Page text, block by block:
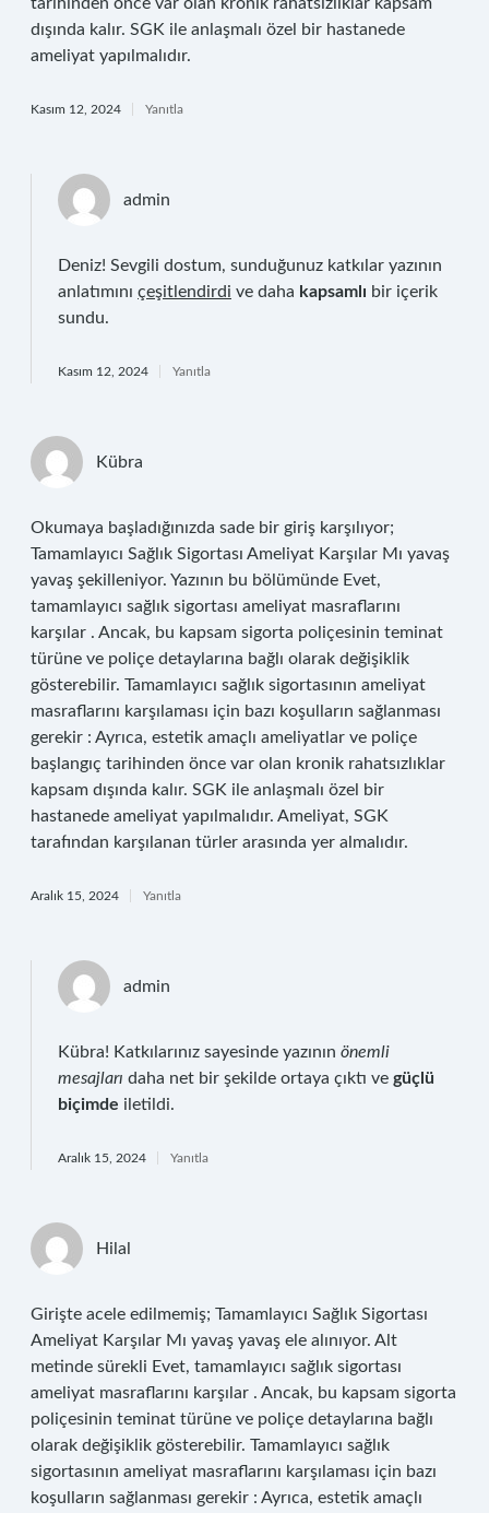
dışında kalır. SGK ile anlaşmalı özel bir hastanede
ameliyat yapılmalıdır.
Kasım 12, 2024 Yanıtla
admin
Deniz! Sevgili dostum, sunduğunuz katkılar yazının
anlatımını çeşitlendirdi ve daha kapsamlı bir içerik
sundu.
Kasım 12, 2024 Yanıtla
Kübra
Okumaya başladığınızda sade bir giriş karşılıyor;
Tamamlayıcı Sağlık Sigortası Ameliyat Karşılar Mı yavaş
yavaş şekilleniyor. Yazının bu bölümünde Evet,
tamamlayıcı sağlık sigortası ameliyat masraflarını
karşılar . Ancak, bu kapsam sigorta poliçesinin teminat
türüne ve poliçe detaylarına bağlı olarak değişiklik
gösterebilir. Tamamlayıcı sağlık sigortasının ameliyat
masraflarını karşılaması için bazı koşulların sağlanması
gerekir : Ayrıca, estetik amaçlı ameliyatlar ve poliçe
başlangıç tarihinden önce var olan kronik rahatsızlıklar
kapsam dışında kalır. SGK ile anlaşmalı özel bir
hastanede ameliyat yapılmalıdır. Ameliyat, SGK
tarafından karşılanan türler arasında yer almalıdır.
Aralık 15, 2024 Yanıtla
admin
Kübra! Katkılarınız sayesinde yazının önemli
mesajları daha net bir şekilde ortaya çıktı ve güçlü
biçimde iletildi.
Aralık 15, 2024 Yanıtla
Hilal
Girişte acele edilmemiş; Tamamlayıcı Sağlık Sigortası
Ameliyat Karşılar Mı yavaş yavaş ele alınıyor. Alt
metinde sürekli Evet, tamamlayıcı sağlık sigortası
ameliyat masraflarını karşılar . Ancak, bu kapsam sigorta
poliçesinin teminat türüne ve poliçe detaylarına bağlı
olarak değişiklik gösterebilir. Tamamlayıcı sağlık
sigortasının ameliyat masraflarını karşılaması için bazı
koşulların sağlanması gerekir : Ayrıca, estetik amaçlı